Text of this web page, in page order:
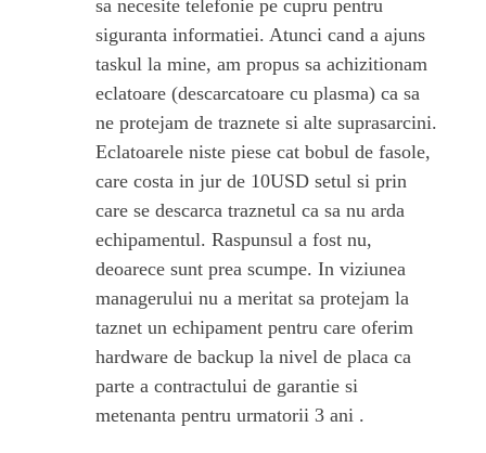
sa necesite telefonie pe cupru pentru
siguranta informatiei. Atunci cand a ajuns
taskul la mine, am propus sa achizitionam
eclatoare (descarcatoare cu plasma) ca sa
ne protejam de traznete si alte suprasarcini.
Eclatoarele niste piese cat bobul de fasole,
care costa in jur de 10USD setul si prin
care se descarca traznetul ca sa nu arda
echipamentul. Raspunsul a fost nu,
deoarece sunt prea scumpe. In viziunea
managerului nu a meritat sa protejam la
taznet un echipament pentru care oferim
hardware de backup la nivel de placa ca
parte a contractului de garantie si
metenanta pentru urmatorii 3 ani .